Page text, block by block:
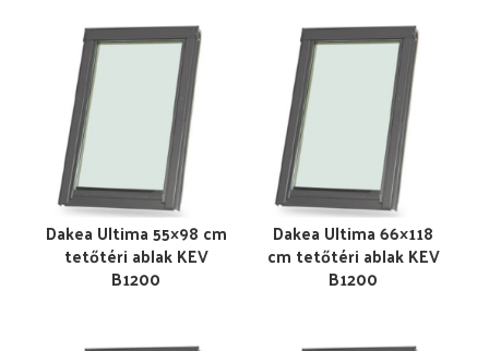
Dakea Ultima 55×98 cm
tetőtéri ablak KEV
B1200
Dakea Ultima 66×118
cm tetőtéri ablak KEV
B1200